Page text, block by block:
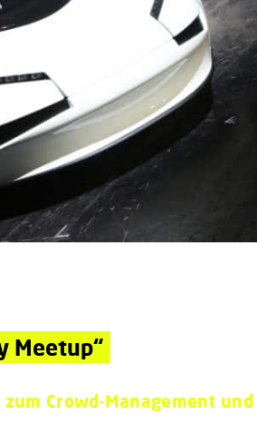
Meetup“
Crowd-Management und